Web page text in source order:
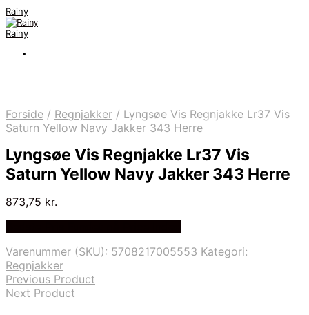
Rainy
Rainy
Forside / Regnjakker / Lyngsøe Vis Regnjakke Lr37 Vis
Saturn Yellow Navy Jakker 343 Herre
Lyngsøe Vis Regnjakke Lr37 Vis
Saturn Yellow Navy Jakker 343 Herre
873,75 kr.
Varenummer (SKU): 5708217005553 Kategori:
Regnjakker
Previous Product
Next Product